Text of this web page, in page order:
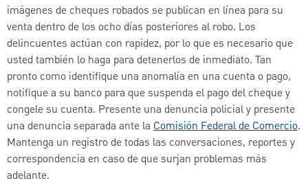
imágenes de cheques robados se publican en línea para su
venta dentro de los ocho días posteriores al robo. Los
delincuentes actúan con rapidez, por lo que es necesario que
usted también lo haga para detenerlos de inmediato. Tan
pronto como identifique una anomalía en una cuenta o pago,
notifique a su banco para que suspenda el pago del cheque y
congele su cuenta. Presente una denuncia policial y presente
una denuncia separada ante la Comisión Federal de Comercio.
Mantenga un registro de todas las conversaciones, reportes y
correspondencia en caso de que surjan problemas más
adelante.